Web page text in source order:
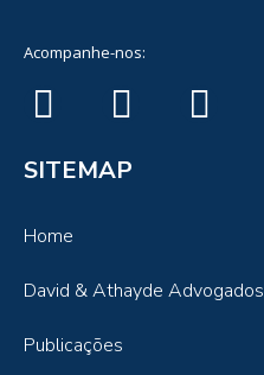
Acompanhe-nos:
SITEMAP
Home
David & Athayde Advogados
Publicações